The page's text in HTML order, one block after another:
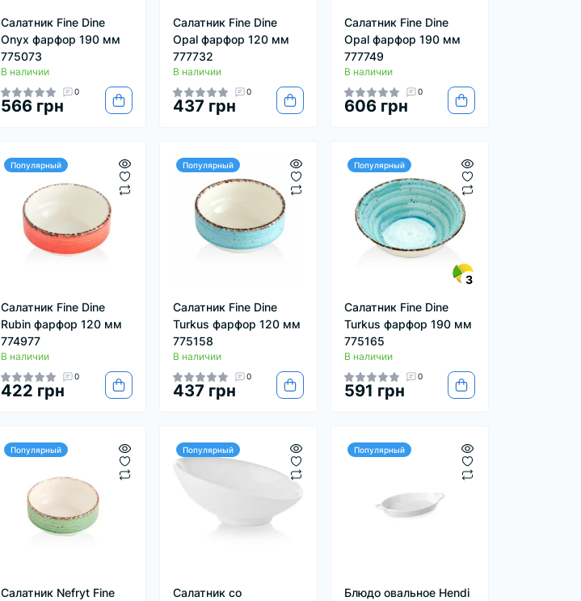
Салатник Fine Dine
Onyx фарфор 190 мм
775073
В наличии
0
566 грн
Салатник Fine Dine
Opal фарфор 120 мм
777732
В наличии
0
437 грн
Салатник Fine Dine
Opal фарфор 190 мм
777749
В наличии
0
606 грн
Популярный
Салатник Fine Dine
Rubin фарфор 120 мм
774977
В наличии
0
422 грн
Популярный
Салатник Fine Dine
Turkus фарфор 120 мм
775158
В наличии
0
437 грн
Популярный
3
Салатник Fine Dine
Turkus фарфор 190 мм
775165
В наличии
0
591 грн
Популярный
Салатник Nefryt Fine
Популярный
Салатник со
Популярный
Блюдо овальное Hendi